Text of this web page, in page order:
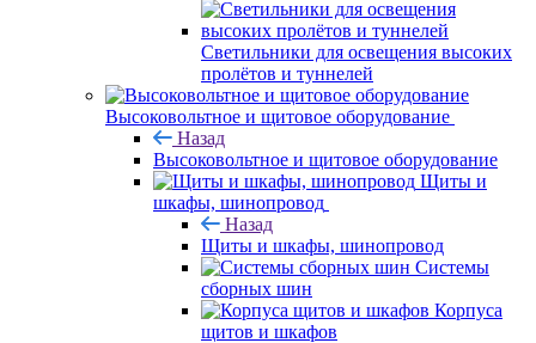
Светильники для освещения высоких
пролётов и туннелей
Высоковольтное и щитовое оборудование
Назад
Высоковольтное и щитовое оборудование
Щиты и
шкафы, шинопровод
Назад
Щиты и шкафы, шинопровод
Системы
сборных шин
Корпуса
щитов и шкафов